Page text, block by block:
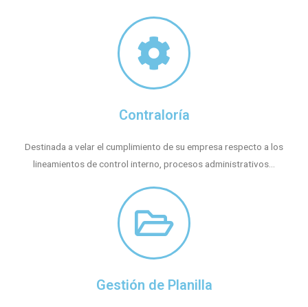
Contraloría
Destinada a velar el cumplimiento de su empresa respecto a los
lineamientos de control interno, procesos administrativos...
Gestión de Planilla